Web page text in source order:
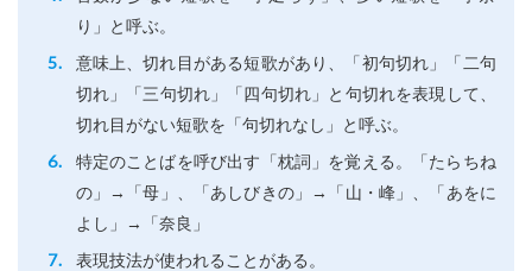
り」と呼ぶ。
意味上、切れ目がある短歌があり、「初句切れ」「二句
切れ」「三句切れ」「四句切れ」と句切れを表現して、
切れ目がない短歌を「句切れなし」と呼ぶ。
特定のことばを呼び出す「枕詞」を覚える。「たらちね
の」→「母」、「あしびきの」→「山・峰」、「あをに
よし」→「奈良」
表現技法が使われることがある。